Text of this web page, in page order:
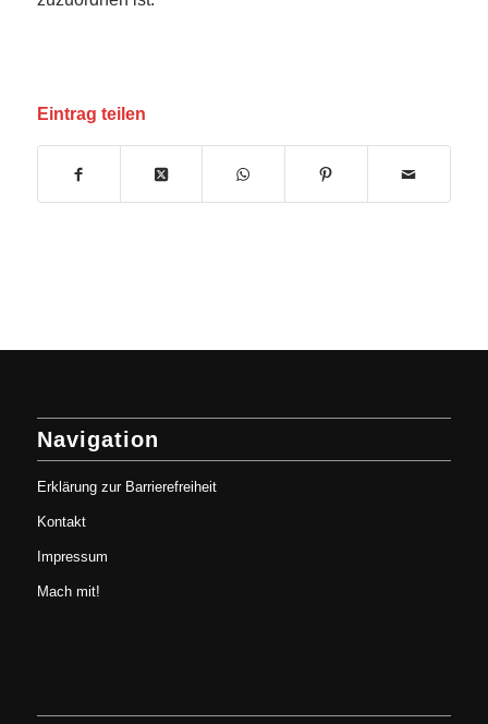
Eintrag teilen
Navigation
Erklärung zur Barrierefreiheit
Kontakt
Impressum
Mach mit!